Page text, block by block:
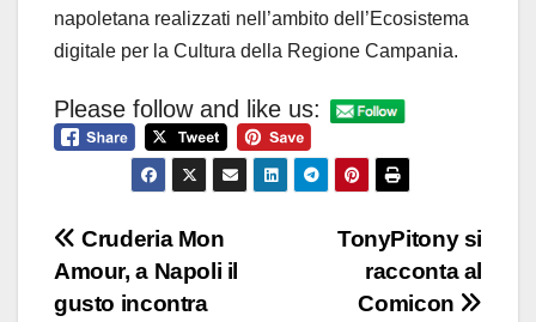
napoletana realizzati nell’ambito dell’Ecosistema
digitale per la Cultura della Regione Campania.
Please follow and like us:
Navigazione
articoli
TonyPitony si
racconta al
Comicon
Cruderia Mon
Amour, a Napoli il
gusto incontra